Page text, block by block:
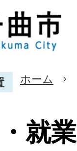
ホーム
就業